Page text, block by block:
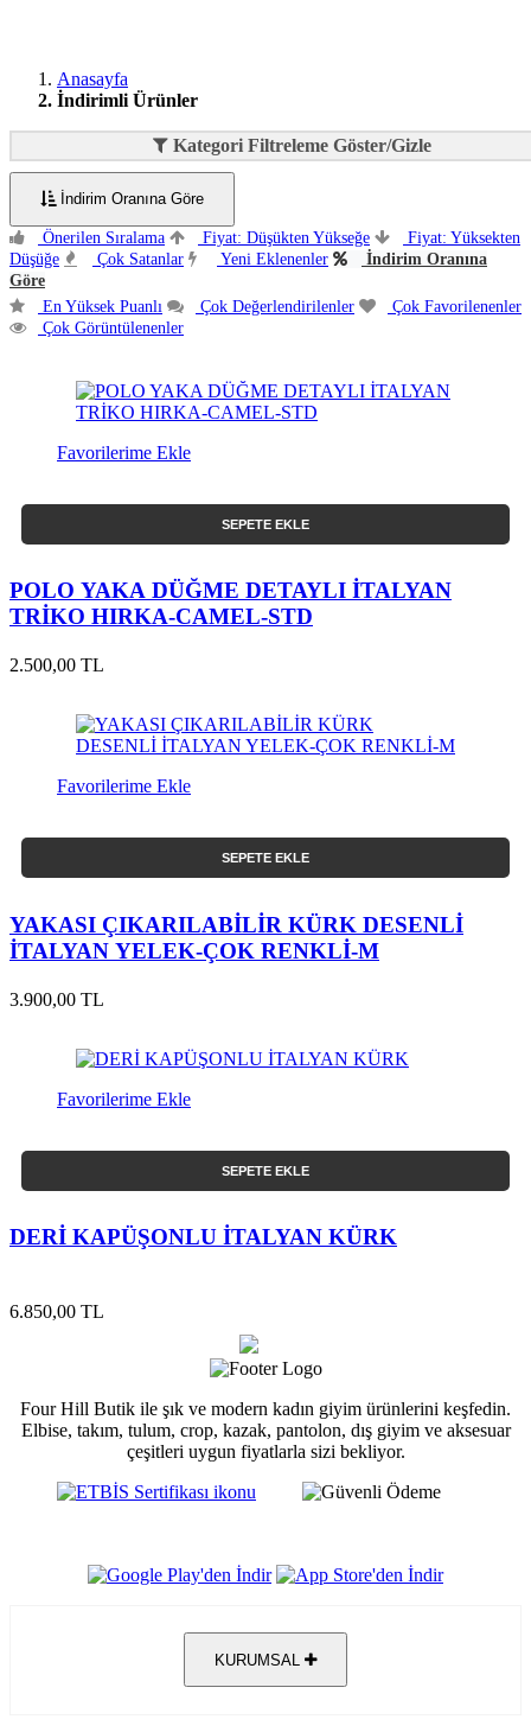
Anasayfa
İndirimli Ürünler
Kategori Filtreleme Göster/Gizle
İndirim Oranına Göre
Önerilen Sıralama Fiyat: Düşükten Yükseğe
Fiyat: Yüksekten
Düşüğe
Çok Satanlar Yeni Eklenenler
İndirim Oranına
Göre
En Yüksek Puanlı
Çok Değerlendirilenler
Çok Favorilenenler
Çok Görüntülenenler
Favorilerime Ekle
SEPETE EKLE
POLO YAKA DÜĞME DETAYLI İTALYAN
TRİKO HIRKA-CAMEL-STD
2.500,00 TL
Favorilerime Ekle
SEPETE EKLE
YAKASI ÇIKARILABİLİR KÜRK DESENLİ
İTALYAN YELEK-ÇOK RENKLİ-M
3.900,00 TL
Favorilerime Ekle
SEPETE EKLE
DERİ KAPÜŞONLU İTALYAN KÜRK
6.850,00 TL
Four Hill Butik ile şık ve modern kadın giyim ürünlerini keşfedin.
Elbise, takım, tulum, crop, kazak, pantolon, dış giyim ve aksesuar
çeşitleri uygun fiyatlarla sizi bekliyor.
KURUMSAL